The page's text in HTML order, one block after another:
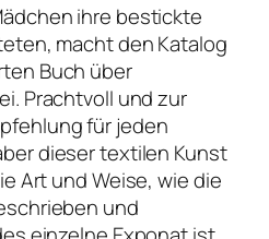
ihre bestickte
macht den Katalog
Buch über
Prachtvoll und zur
für jeden
dieser textilen Kunst
Art und Weise, wie die
und